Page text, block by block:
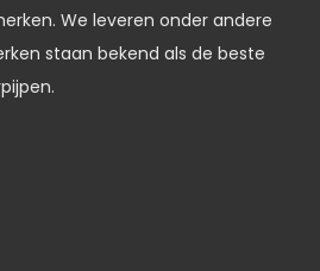
We leveren onder andere
staan bekend als de beste